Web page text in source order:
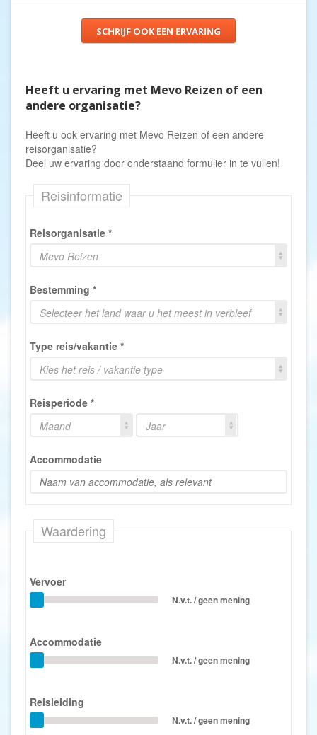
SCHRIJF OOK EEN ERVARING
Heeft u ervaring met Mevo Reizen of een
andere organisatie?
Heeft u ook ervaring met Mevo Reizen of een andere
reisorganisatie?
Deel uw ervaring door onderstaand formulier in te vullen!
Reisinformatie
Reisorganisatie *
Mevo Reizen
Bestemming *
Selecteer het land waar u het meest in verbleef
Type reis/vakantie *
Kies het reis / vakantie type
Reisperiode *
Maand
Jaar
Accommodatie
Waardering
Vervoer
N.v.t. / geen mening
Accommodatie
N.v.t. / geen mening
Reisleiding
N.v.t. / geen mening